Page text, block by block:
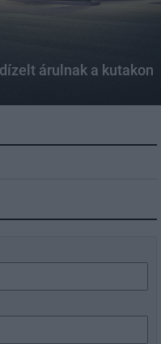
árulnak a kutakon